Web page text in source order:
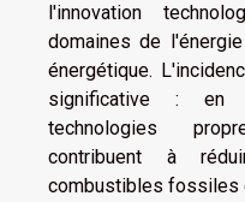
l'innovation
domaines de
énergétique.
significative : en
technologies
contribuent à
combustibles fossiles